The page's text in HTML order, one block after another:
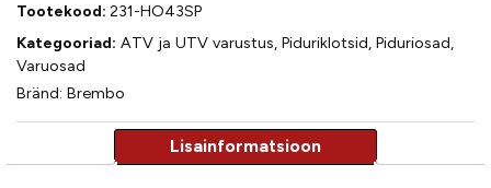
Tootekood: 231-HO43SP
Kategooriad: ATV ja UTV varustus, Piduriklotsid, Piduriosad,
Varuosad
Bränd: Brembo